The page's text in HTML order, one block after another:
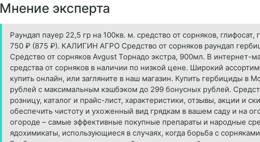
Мнение эксперта
Раундап пауер 22,5 гр на 100кв. м. средство от сорняков,
750 ₽ (875 ₽). КАЛИГИН АГРО Средство от сорняков раундап
Средство от сорняков Avgust Торнадо экстра, 900мл. В интернет-
средства от сорняков в наличии по низкой цене. Широкий
купить онлайн, или загляните в наш магазин. Купить гербициды в
рублей с максимальным кэшбэком до 299 бонусных рублей.
розницу, каталог и прайс-лист, характеристики, отзывы, акции и
обеспечить чистоту и ухоженный вид грядкам в вашем саду и на
огороде – самые эффективные покупные препараты и народные
ядохимикаты, использующиеся в случаях, когда борьба с